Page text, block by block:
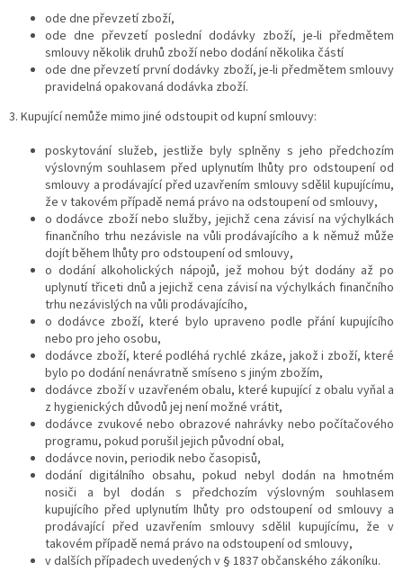
ode dne převzetí zboží,
ode dne převzetí poslední dodávky zboží, je-li předmětem
smlouvy několik druhů zboží nebo dodání několika částí
ode dne převzetí první dodávky zboží, je-li předmětem smlouvy
pravidelná opakovaná dodávka zboží.
3. Kupující nemůže mimo jiné odstoupit od kupní smlouvy:
poskytování služeb, jestliže byly splněny s jeho předchozím
výslovným souhlasem před uplynutím lhůty pro odstoupení od
smlouvy a prodávající před uzavřením smlouvy sdělil kupujícímu,
že v takovém případě nemá právo na odstoupení od smlouvy,
o dodávce zboží nebo služby, jejichž cena závisí na výchylkách
finančního trhu nezávisle na vůli prodávajícího a k němuž může
dojít během lhůty pro odstoupení od smlouvy,
o dodání alkoholických nápojů, jež mohou být dodány až po
uplynutí třiceti dnů a jejichž cena závisí na výchylkách finančního
trhu nezávislých na vůli prodávajícího,
o dodávce zboží, které bylo upraveno podle přání kupujícího
nebo pro jeho osobu,
dodávce zboží, které podléhá rychlé zkáze, jakož i zboží, které
bylo po dodání nenávratně smíseno s jiným zbožím,
dodávce zboží v uzavřeném obalu, které kupující z obalu vyňal a
z hygienických důvodů jej není možné vrátit,
dodávce zvukové nebo obrazové nahrávky nebo počítačového
programu, pokud porušil jejich původní obal,
dodávce novin, periodik nebo časopisů,
dodání digitálního obsahu, pokud nebyl dodán na hmotném
nosiči a byl dodán s předchozím výslovným souhlasem
kupujícího před uplynutím lhůty pro odstoupení od smlouvy a
prodávající před uzavřením smlouvy sdělil kupujícímu, že v
takovém případě nemá právo na odstoupení od smlouvy,
v dalších případech uvedených v § 1837 občanského zákoníku.